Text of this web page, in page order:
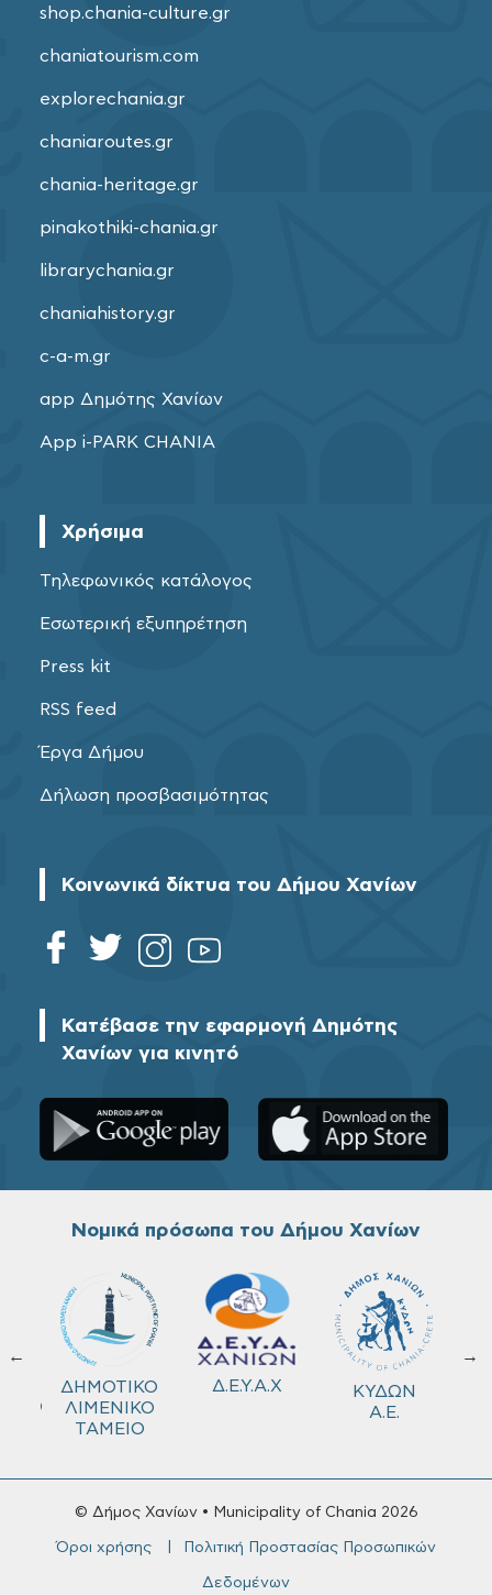
shop.chania-culture.gr
chaniatourism.com
explorechania.gr
chaniaroutes.gr
chania-heritage.gr
pinakothiki-chania.gr
librarychania.gr
chaniahistory.gr
c-a-m.gr
app Δημότης Χανίων
App i-PARK CHANIA
Χρήσιμα
Τηλεφωνικός κατάλογος
Εσωτερική εξυπηρέτηση
Press kit
RSS feed
Έργα Δήμου
Δήλωση προσβασιμότητας
Κοινωνικά δίκτυα του Δήμου Χανίων
Κατέβασε την εφαρμογή Δημότης
Χανίων για κινητό
Νομικά πρόσωπα του Δήμου Χανίων
←
ΚΥΔΩΝ
Α.Ε.
ΔΕΔΙΣΑ
ΔΗΜΟΤΙΚΟ
→
© Δήμος Χανίων • Municipality of Chania 2026
Όροι χρήσης Πολιτική Προστασίας Προσωπικών
Δεδομένων